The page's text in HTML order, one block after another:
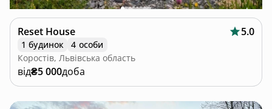
Reset House 5.0
1 будинок
4 особи
Коростів, Львівська область
від₴5 000доба